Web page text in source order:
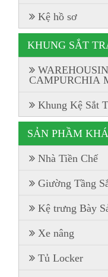
Kệ hồ sơ
KHUNG SẮT
CAMPURCHIA
Khung Kệ Sắt
SẢN PHẦM
Nhà Tiền Chế
Giường Tầng
Kệ trưng Bày
Xe nâng
Tủ Locker